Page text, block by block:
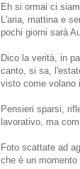
Eh si ormai ci
L'aria, mattina e
pochi giorni sarà
Dico la verità, in
canto, si sa,
visto come volano
Pensieri sparsi,
lavorativo, ma
Foto scattate ad
che è un